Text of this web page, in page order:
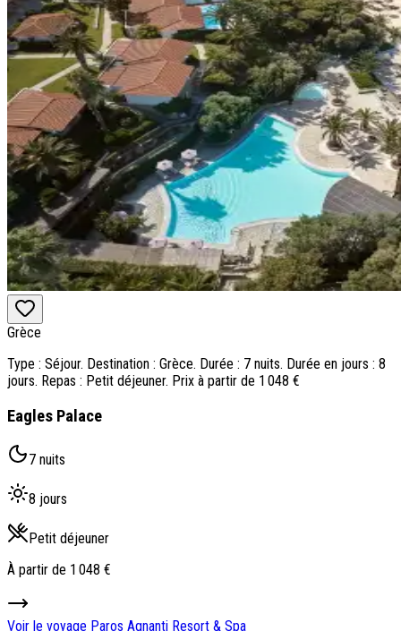
Grèce
Type : Séjour. Destination : Grèce. Durée : 7 nuits. Durée en jours : 8
jours. Repas : Petit déjeuner. Prix à partir de 1 048 €
Eagles Palace
7 nuits
8 jours
Petit déjeuner
À partir de 1 048 €
Voir le voyage Paros Agnanti Resort & Spa